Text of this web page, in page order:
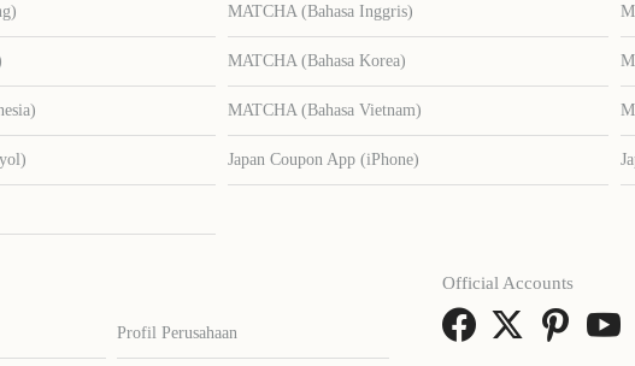
MATCHA (Bahasa Inggris)
MATCHA (Bahasa Korea)
MATCHA (Bahasa Vietnam)
Japan Coupon App (iPhone)
Profil Perusahaan
Official Accounts